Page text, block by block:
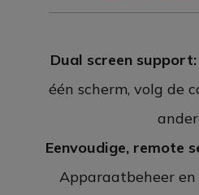
Dual screen support:
één scherm, volg de
Eenvoudige, remote
Apparaatbeheer